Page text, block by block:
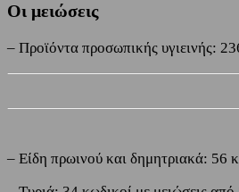
Οι μειώσεις
– Προϊόντα προσωπικής υγιεινής:
– Είδη πρωινού και δημητριακά: 56